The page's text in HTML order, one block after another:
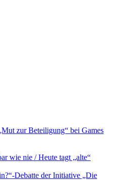
zur Beteiligung“ bei Games
wie nie / Heute tagt „alte“
Debatte der Initiative „Die